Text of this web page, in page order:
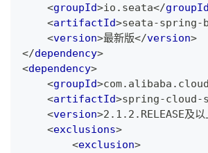
<groupId>io.seata</groupId
<artifactId>seata-
<version>最新版</version>
</dependency>
<dependency>
<groupId>com.alibaba.cloud
<artifactId>spring-
<version>2.1.2.RELEASE及以
<exclusions>
<exclusion>